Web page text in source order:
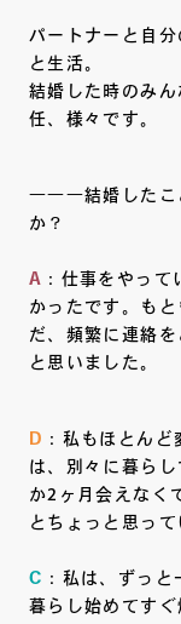
パートナーと自
と生活。
結婚した時のみ
任、様々です。
―――結婚したこ
か？
A ：仕事をやっ
かったです。も
だ、頻繁に連絡
と思いました。
D ：私もほとん
は、別々に暮ら
か2ヶ月会えなく
とちょっと思っ
C ：私は、ずっ
暮らし始めてす